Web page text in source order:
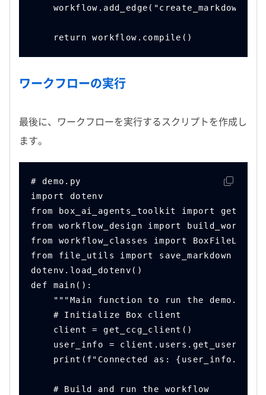
workflow.add_edge("create_markdown",
    return workflow.compile()
ワークフローの実行
最後に、ワークフローを実行するスクリプトを作成し
ます。
# demo.py
import dotenv
from box_ai_agents_toolkit import
from workflow_design import build_workflow
from workflow_classes import
from file_utils import save_markdown
dotenv.load_dotenv()
def main():
    """Main function to run the demo."""
    # Initialize Box client
    client = get_ccg_client()
    user_info = client.users.get_user_me()
print(f"Connected as:
    # Build and run the workflow